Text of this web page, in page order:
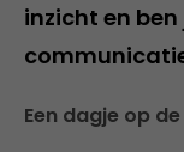
inzicht en
Een dagje op